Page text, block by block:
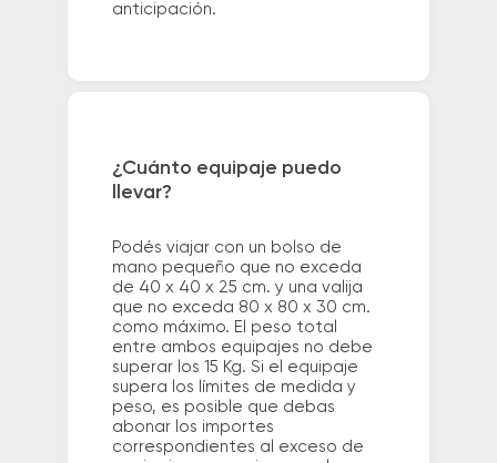
anticipación.
¿Cuánto equipaje puedo
llevar?
Podés viajar con un bolso de
mano pequeño que no exceda
de 40 x 40 x 25 cm. y una valija
que no exceda 80 x 80 x 30 cm.
como máximo. El peso total
entre ambos equipajes no debe
superar los 15 Kg. Si el equipaje
supera los límites de medida y
peso, es posible que debas
abonar los importes
correspondientes al exceso de